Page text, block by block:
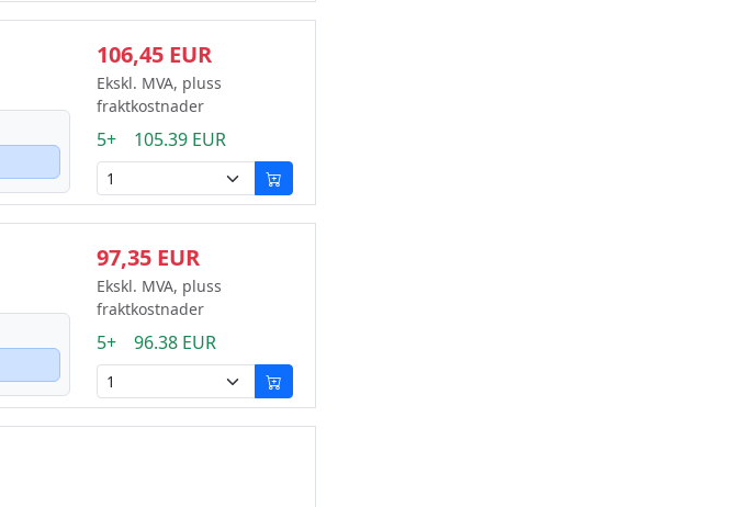
106,45 EUR
Ekskl. MVA, pluss
fraktkostnader
5+ 105.39 EUR
97,35 EUR
Ekskl. MVA, pluss
fraktkostnader
5+ 96.38 EUR